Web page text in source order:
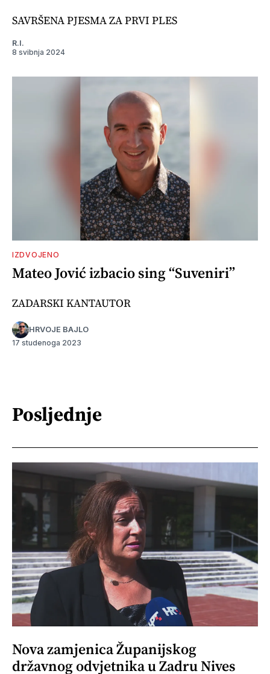
SAVRŠENA PJESMA ZA PRVI PLES
R.I.
8 svibnja 2024
IZDVOJENO
Mateo Jović izbacio sing “Suveniri”
ZADARSKI KANTAUTOR
HRVOJE BAJLO
17 studenoga 2023
Posljednje
Nova zamjenica Županijskog
državnog odvjetnika u Zadru Nives